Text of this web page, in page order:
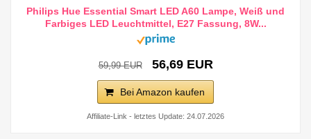
Philips Hue Essential Smart LED A60 Lampe, Weiß und
Farbiges LED Leuchtmittel, E27 Fassung, 8W...
59,99 EUR 56,69 EUR
Bei Amazon kaufen
Affiliate-Link - letztes Update: 24.07.2026